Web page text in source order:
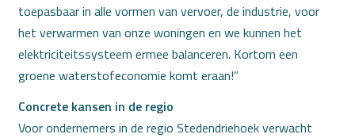
toepasbaar in alle vormen van vervoer, de industrie, voor
het verwarmen van onze woningen en we kunnen het
elektriciteitssysteem ermee balanceren. Kortom een
groene waterstofeconomie komt eraan!”
Concrete kansen in de regio
Voor ondernemers in de regio Stedendriehoek verwacht